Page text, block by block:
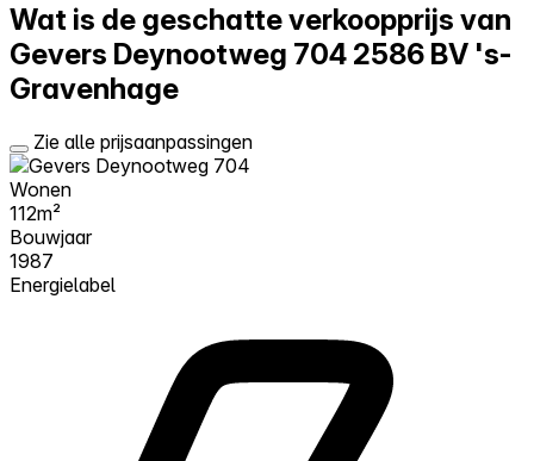
Reviews
Prijzen
Log in
Probeer Walter gratis
Wat is de geschatte verkoopprijs van
Gevers Deynootweg 704 2586 BV 's-
Gravenhage
Zie alle prijsaanpassingen
Wonen
112m²
Bouwjaar
1987
Energielabel